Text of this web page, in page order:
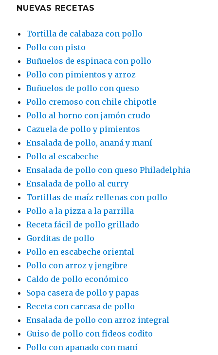
NUEVAS RECETAS
Tortilla de calabaza con pollo
Pollo con pisto
Buñuelos de espinaca con pollo
Pollo con pimientos y arroz
Buñuelos de pollo con queso
Pollo cremoso con chile chipotle
Pollo al horno con jamón crudo
Cazuela de pollo y pimientos
Ensalada de pollo, ananá y maní
Pollo al escabeche
Ensalada de pollo con queso Philadelphia
Ensalada de pollo al curry
Tortillas de maíz rellenas con pollo
Pollo a la pizza a la parrilla
Receta fácil de pollo grillado
Gorditas de pollo
Pollo en escabeche oriental
Pollo con arroz y jengibre
Caldo de pollo económico
Sopa casera de pollo y papas
Receta con carcasa de pollo
Ensalada de pollo con arroz integral
Guiso de pollo con fideos codito
Pollo con apanado con maní